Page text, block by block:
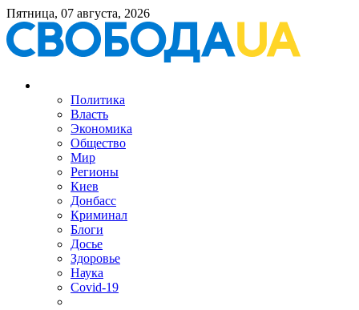
Пятница, 07 августа, 2026
Политика
Власть
Экономика
Общество
Мир
Регионы
Киев
Донбасс
Криминал
Блоги
Досье
Здоровье
Наука
Covid-19